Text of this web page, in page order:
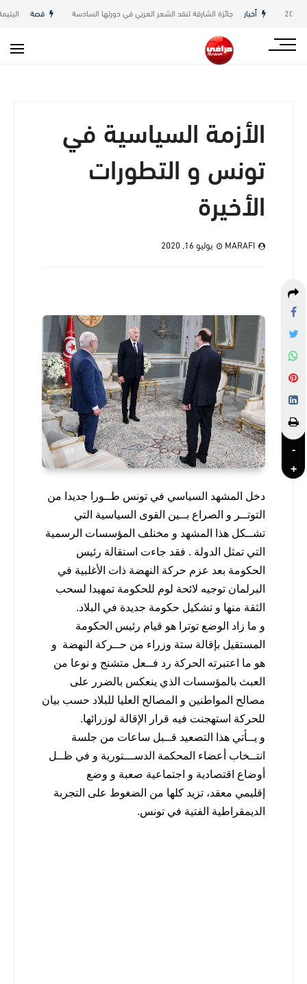
أخبار جائزة الشارقة لنقد الشعر العربي في دورتها السادسة قصة اليتيمة
-
+
الأزمة السياسية في
تونس و التطورات
الأخيرة
MARAFI يوليو 16, 2020
دخل المشهد السياسي في تونس طــورا جديدا من
التوتــر و الصراع بــين القوى السياسية التي
تشــكل هذا المشهد و مخنلف المؤسسات الرسمية
التي تمثل الدولة . فقد جاءت استقالة رئيس
الحكومة بعد عزم حركة النهضة ذات الأغلبية في
البرلمان توجيه لائحة لوم للحكومة تمهيدا لسحب
الثقة منها و تشكيل حكومة جديدة في البلاد.
و ما زاد الوضع توترا هو قيام رئيس الحكومة
المستقيل بإقالة ستة وزراء من حــركة النهضة و
هو ما اعتبرته الحركة رد فــعل متشنج و نوعا من
العبث بالمؤسسات الذي ينعكس بالضرر على
مصالح المواطنين و المصالح العليا للبلاد حسب بيان
للحركة استهجنت فيه قرار الإقالة لوزرائها.
و يــأتي هذا التصعيد قــبل ساعات من جلسة
انتــخاب أعضاء المحكمة الدســـتورية و في ظــل
أوضاع اقتصادية و اجتماعية صعبة و وضع
إقليمي معقد، تزيد كلها من الضغوط على التجربة
الديمقراطية الفتية في تونس.